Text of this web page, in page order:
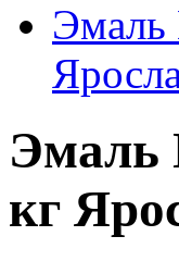
Эмаль
Эмаль
кг